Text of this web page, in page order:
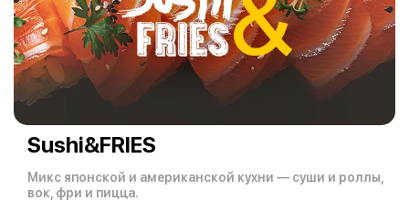
Sushi&FRIES
Микс японской и американской кухни — суши и роллы,
вок, фри и пицца.